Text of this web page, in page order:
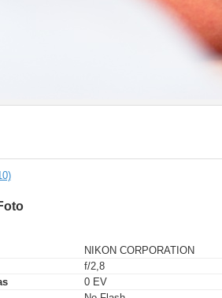
NIKON CORPORATION
f/2,8
0 EV